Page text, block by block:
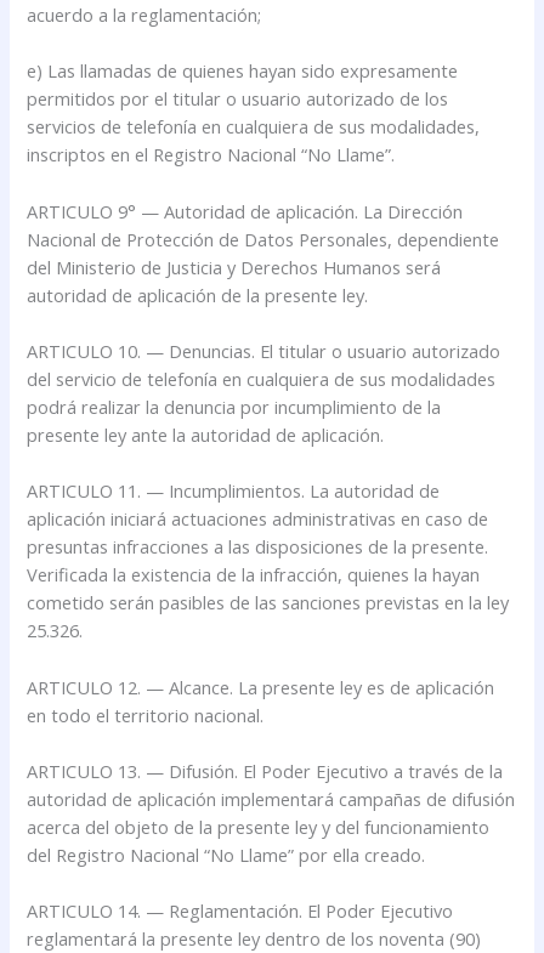
acuerdo a la reglamentación;
e) Las llamadas de quienes hayan sido expresamente
permitidos por el titular o usuario autorizado de los
servicios de telefonía en cualquiera de sus modalidades,
inscriptos en el Registro Nacional “No Llame”.
ARTICULO 9° — Autoridad de aplicación. La Dirección
Nacional de Protección de Datos Personales, dependiente
del Ministerio de Justicia y Derechos Humanos será
autoridad de aplicación de la presente ley.
ARTICULO 10. — Denuncias. El titular o usuario autorizado
del servicio de telefonía en cualquiera de sus modalidades
podrá realizar la denuncia por incumplimiento de la
presente ley ante la autoridad de aplicación.
ARTICULO 11. — Incumplimientos. La autoridad de
aplicación iniciará actuaciones administrativas en caso de
presuntas infracciones a las disposiciones de la presente.
Verificada la existencia de la infracción, quienes la hayan
cometido serán pasibles de las sanciones previstas en la ley
25.326.
ARTICULO 12. — Alcance. La presente ley es de aplicación
en todo el territorio nacional.
ARTICULO 13. — Difusión. El Poder Ejecutivo a través de la
autoridad de aplicación implementará campañas de difusión
acerca del objeto de la presente ley y del funcionamiento
del Registro Nacional “No Llame” por ella creado.
ARTICULO 14. — Reglamentación. El Poder Ejecutivo
reglamentará la presente ley dentro de los noventa (90)